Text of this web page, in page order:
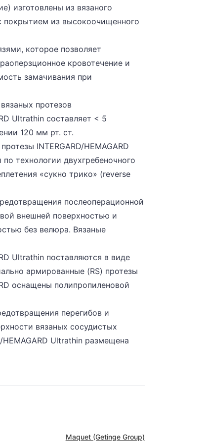
изготовлены из вязаного
покрытием из высокоочищенного
которое позволяет
кровотечение и
замачивания при
протезов
Ultrathin составляет < 5
120 мм рт. ст.
INTERGARD/HEMAGARD
технологии двухгребеночного
«сукно трико» (reverse
послеоперационной
внешней поверхностью и
без велюра. Вязаные
Ultrathin поставляются в виде
армированные (RS) протезы
оснащены полипропиленовой
перегибов и
вязаных сосудистых
HEMAGARD Ultrathin размещена
Maquet (Getinge Group)